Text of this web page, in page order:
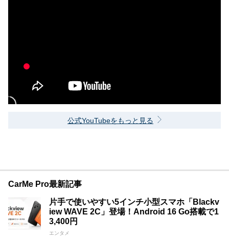
公式YouTubeをもっと見る
CarMe Pro最新記事
片手で使いやすい5インチ小型スマホ「Blackv
iew WAVE 2C」登場！Android 16 Go搭載で1
3,400円
エンタメ